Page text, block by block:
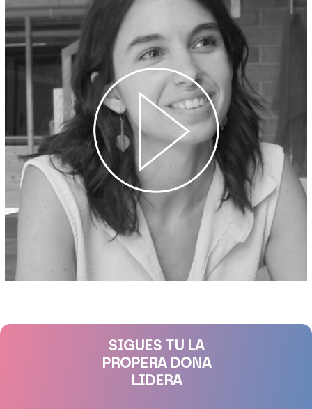
SIGUES TU LA
PROPERA DONA
LIDERA